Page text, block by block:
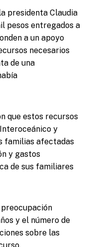
presidenta Claudia
pesos entregados a
a un apoyo
necesarios
de una
que estos recursos
y
familias afectadas
y gastos
de sus familiares
y el número de
sobre las